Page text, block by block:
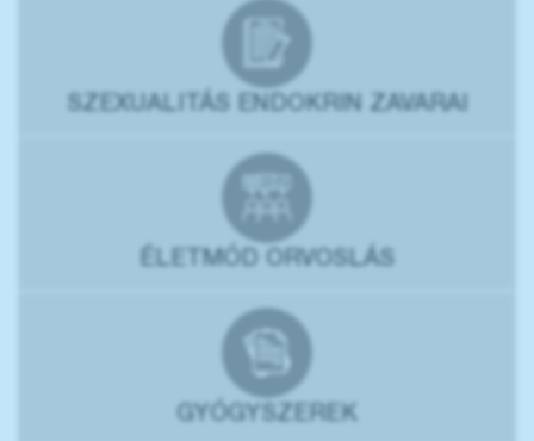
SZEXUALITÁS ENDOKRIN ZAVARAI
ÉLETMÓD ORVOSLÁS
GYÓGYSZEREK